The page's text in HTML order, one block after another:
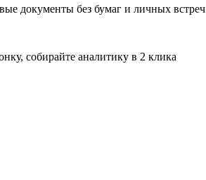
документы без бумаг и личных встреч
собирайте аналитику в 2 клика